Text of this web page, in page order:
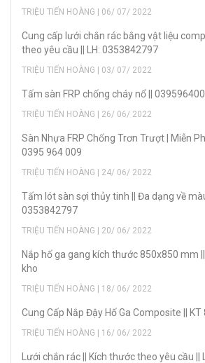
TRIỆU TIẾN HOÀNG | 06/ 07/ 2022
Cung cấp lưới chắn rác bằng vật liệu
theo yêu cầu || LH: 0353842797
TRIỆU TIẾN HOÀNG | 03/ 07/ 2022
Tấm sàn FRP chống cháy nổ ||
TRIỆU TIẾN HOÀNG | 26/ 06/ 2022
Sàn Nhựa FRP Chống Trơn Trượt | Miễn
0395 964 009
TRIỆU TIẾN HOÀNG | 24/ 06/ 2022
Tấm lót sàn sợi thủy tinh || Đa dạng về
0353842797
TRIỆU TIẾN HOÀNG | 20/ 06/ 2022
Nắp hố ga gang kích thước 850x850 mm
kho
TRIỆU TIẾN HOÀNG | 18/ 06/ 2022
Cung Cấp Nắp Đậy Hố Ga Composite ||
TRIỆU TIẾN HOÀNG | 16/ 06/ 2022
Lưới chắn rác || Kích thước theo yêu cầu ||